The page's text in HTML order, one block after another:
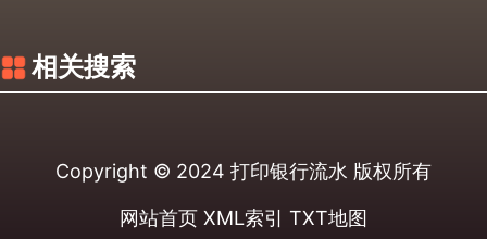
相关搜索
Copyright © 2024 打印银行流水 版权所有
网站首页 XML索引 TXT地图